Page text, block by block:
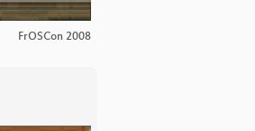
FrOSCon 2008